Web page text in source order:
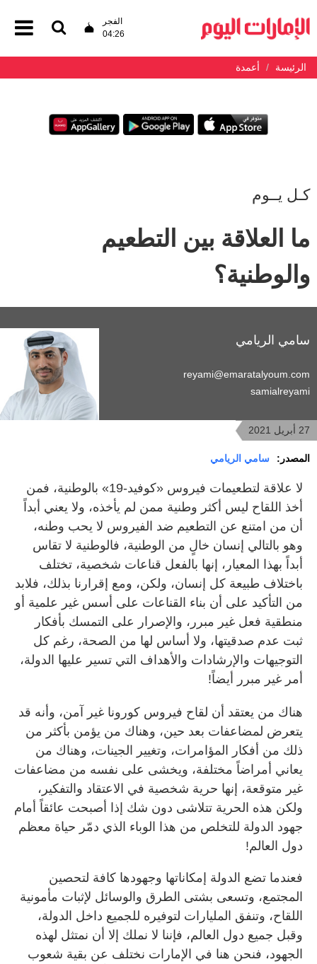
الفجر
04:26
الرئيسة أعمدة
كـل يــوم
ما العلاقة بين التطعيم
والوطنية؟
سامي الريامي
reyami@emaratalyoum.com
samialreyami
27 أبريل 2021
المصدر: سامي الريامي
لا علاقة لتطعيمات فيروس «كوفيد-19» بالوطنية، فمن
أخذ اللقاح ليس أكثر وطنية ممن لم يأخذه، ولا يعني أبداً
أن من امتنع عن التطعيم ضد الفيروس لا يحب وطنه،
وهو بالتالي إنسان خالٍ من الوطنية، فالوطنية لا تقاس
أبداً بهذا المعيار، إنها بالفعل قناعات شخصية، تختلف
باختلاف طبيعة كل إنسان، ولكن، ومع إقرارنا بذلك، فلابد
من التأكيد على أن بناء القناعات على أسس غير علمية أو
منطقية فعل غير مبرر، والإصرار على التمسك بأفكار
ثبت عدم صدقيتها، ولا أساس لها من الصحة، رغم كل
التوجيهات والإرشادات والأهداف التي تسير عليها الدولة،
أمر غير مبرر أيضاً!
هناك من يعتقد أن لقاح فيروس كورونا غير آمن، وأنه قد
يتعرض لمضاعفات بعد حين، وهناك من يؤمن بأكثر من
ذلك من أفكار المؤامرات، وتغيير الجينات، وهناك من
يعاني أمراضاً مختلفة، ويخشى على نفسه من مضاعفات
غير متوقعة، إنها حرية شخصية في الاعتقاد والتفكير،
ولكن هذه الحرية تتلاشى دون شك إذا أصبحت عائقاً أمام
جهود الدولة للتخلص من هذا الوباء الذي دمّر حياة معظم
دول العالم!
فعندما تضع الدولة إمكاناتها وجهودها كافة لتحصين
المجتمع، وتسعى بشتى الطرق والوسائل لإثبات مأمونية
اللقاح، وتنفق المليارات لتوفيره للجميع داخل الدولة،
وقبل جميع دول العالم، فإننا لا نملك إلا أن نمتثل لهذه
الجهود، فنحن هنا في الإمارات نختلف عن بقية شعوب